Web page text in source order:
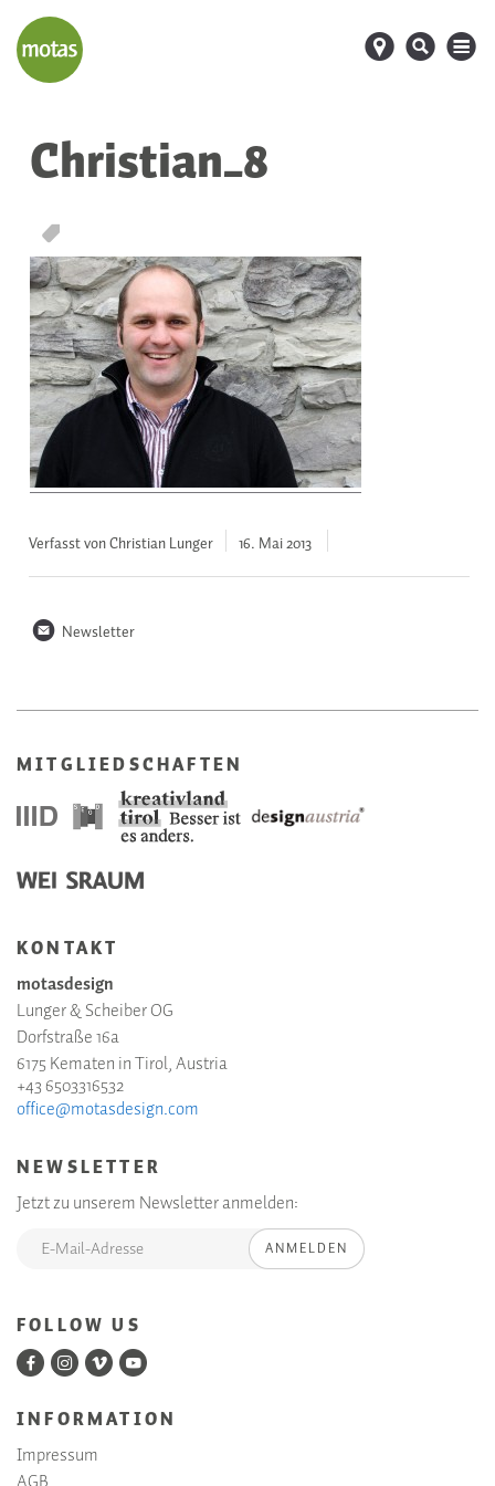
d s M
Christian_8
T
Verfasst von Christian Lunger 16. Mai2013
n Newsletter
MITGLIEDSCHAFTEN
KONTAKT
motasdesign
Lunger & Scheiber OG
Dorfstraße 16a
6175 Kematen in Tirol, Austria
+43 6503316532
office@motasdesign.com
NEWSLETTER
Jetzt zu unserem Newsletter anmelden:
ANMELDEN
FOLLOW US
INFORMATION
Impressum